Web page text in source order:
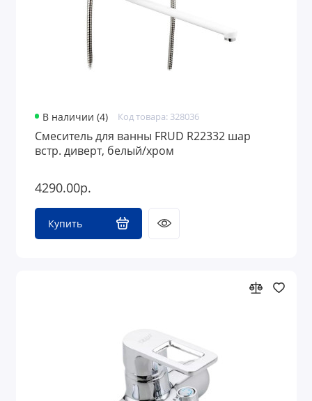
В наличии (4) Код товара: 328036
Смеситель для ванны FRUD R22332 шар
встр. диверт, белый/хром
4290.00р.
Купить